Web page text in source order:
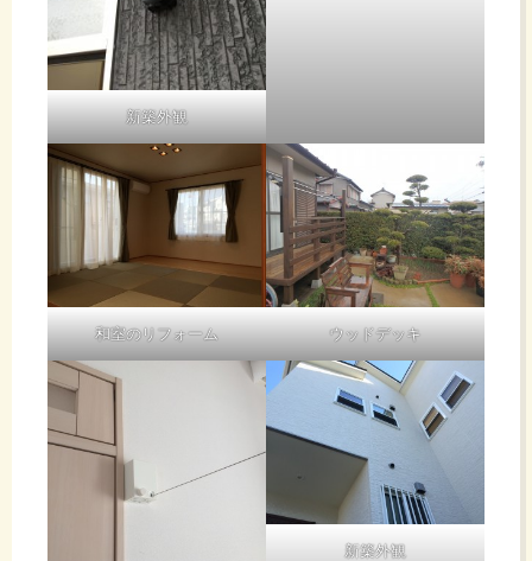
新築外観
和室のリフォーム ウッドデッキ
新築外観